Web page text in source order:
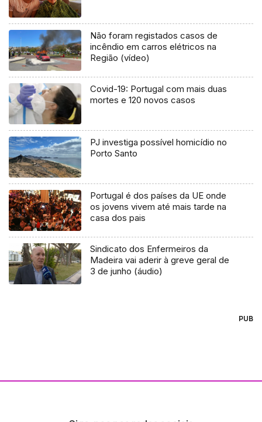
Não foram registados casos de
incêndio em carros elétricos na
Região (vídeo)
Covid-19: Portugal com mais duas
mortes e 120 novos casos
PJ investiga possível homicídio no
Porto Santo
Portugal é dos países da UE onde
os jovens vivem até mais tarde na
casa dos pais
Sindicato dos Enfermeiros da
Madeira vai aderir à greve geral de
3 de junho (áudio)
PUB